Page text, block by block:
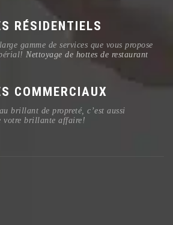
RÉSIDENTIELS
gamme de services que vous propose
Nettoyage de hottes de restaurant
COMMERCIAUX
brillant de propreté, c’est aussi
votre brillante affaire!